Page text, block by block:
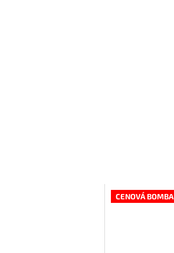
CENOVÁ BOMBA